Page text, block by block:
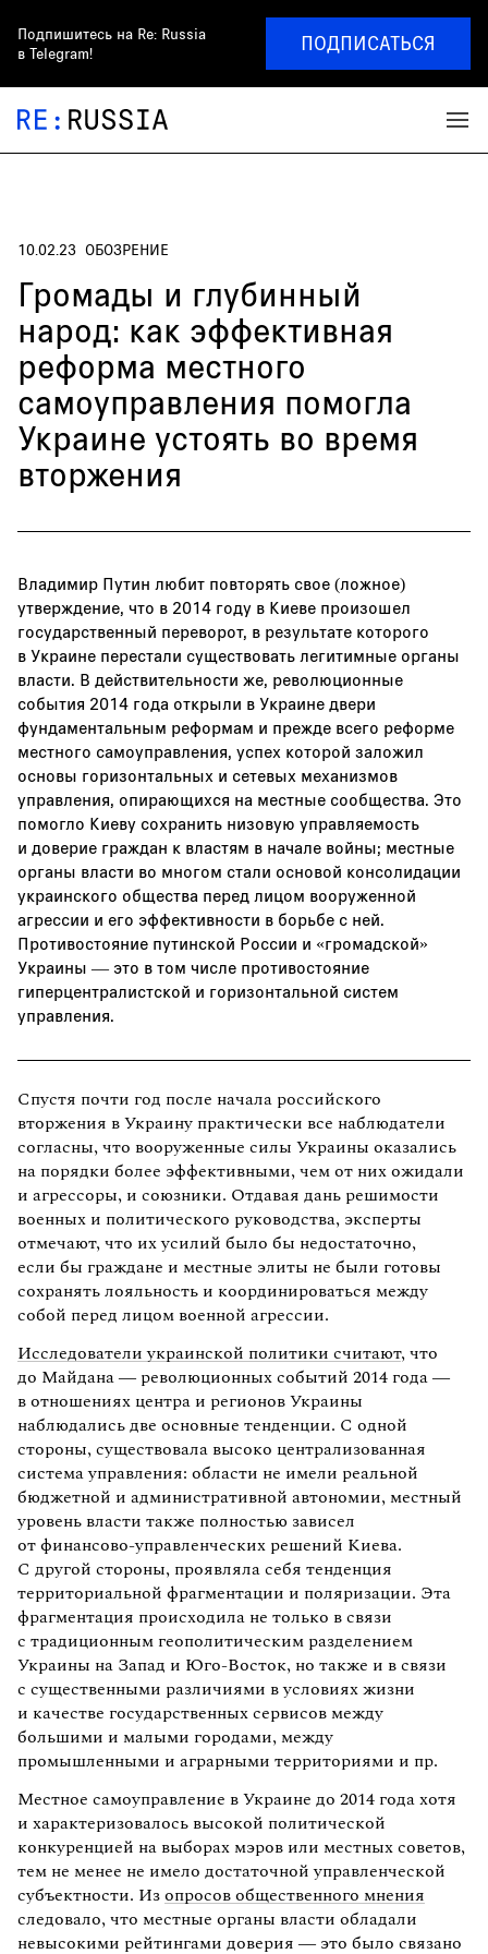
Подпишитесь на Re: Russia
в Telegram!
ПОДПИСАТЬСЯ
10.02.23 ОБОЗРЕНИЕ
Громады и глубинный
народ: как эффективная
реформа местного
самоуправления помогла
Украине устоять во время
вторжения
Владимир Путин любит повторять свое (ложное)
утверждение, что в 2014 году в Киеве произошел
государственный переворот, в результате которого
в Украине перестали существовать легитимные органы
власти. В действительности же, революционные
события 2014 года открыли в Украине двери
фундаментальным реформам и прежде всего реформе
местного самоуправления, успех которой заложил
основы горизонтальных и сетевых механизмов
управления, опирающихся на местные сообщества. Это
помогло Киеву сохранить низовую управляемость
и доверие граждан к властям в начале войны; местные
органы власти во многом стали основой консолидации
украинского общества перед лицом вооруженной
агрессии и его эффективности в борьбе с ней.
Противостояние путинской России и «громадской»
Украины — это в том числе противостояние
гиперцентралистской и горизонтальной систем
управления.
Спустя почти год после начала российского
вторжения в Украину практически все наблюдатели
согласны, что вооруженные силы Украины оказались
на порядки более эффективными, чем от них ожидали
и агрессоры, и союзники. Отдавая дань решимости
военных и политического руководства, эксперты
отмечают, что их усилий было бы недостаточно,
если бы граждане и местные элиты не были готовы
сохранять лояльность и координироваться между
собой перед лицом военной агрессии.
Исследователи украинской политики считают, что
до Майдана — революционных событий 2014 года —
в отношениях центра и регионов Украины
наблюдались две основные тенденции. С одной
стороны, существовала высоко централизованная
система управления: области не имели реальной
бюджетной и административной автономии, местный
уровень власти также полностью зависел
от финансово-управленческих решений Киева.
С другой стороны, проявляла себя тенденция
территориальной фрагментации и поляризации. Эта
фрагментация происходила не только в связи
с традиционным геополитическим разделением
Украины на Запад и Юго-Восток, но также и в связи
с существенными различиями в условиях жизни
и качестве государственных сервисов между
большими и малыми городами, между
промышленными и аграрными территориями и пр.
Местное самоуправление в Украине до 2014 года хотя
и характеризовалось высокой политической
конкуренцией на выборах мэров или местных советов,
тем не менее не имело достаточной управленческой
субъектности. Изопросов общественного мнения
следовало, что местные органы власти обладали
невысокими рейтингами доверия — это было связано